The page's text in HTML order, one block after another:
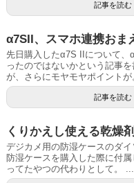
記事を読む
α7SII、スマホ連携おま
先日購入したα7S IIについて、
ったのではないかという記事
が、さらにモヤモヤポイント
記事を読む
くりかえし使える乾燥
デジカメ用の防湿ケースのダ
防湿ケースを購入した際に付
ってたやつの代わりとして。 ...